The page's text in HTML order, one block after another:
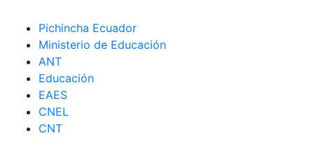
Pichincha Ecuador
Ministerio de Educación
ANT
Educación
EAES
CNEL
CNT